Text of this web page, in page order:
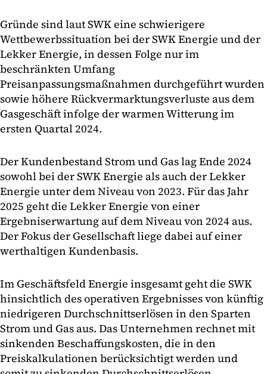
Gründe sind laut SWK eine schwierigere
Wettbewerbssituation bei der SWK Energie und der
Lekker Energie, in dessen Folge nur im
beschränkten Umfang
Preisanpassungsmaßnahmen durchgeführt wurden
sowie höhere Rückvermarktungsverluste aus dem
Gasgeschäft infolge der warmen Witterung im
ersten Quartal 2024.
Der Kundenbestand Strom und Gas lag Ende 2024
sowohl bei der SWK Energie als auch der Lekker
Energie unter dem Niveau von 2023. Für das Jahr
2025 geht die Lekker Energie von einer
Ergebniserwartung auf dem Niveau von 2024 aus.
Der Fokus der Gesellschaft liege dabei auf einer
werthaltigen Kundenbasis.
Im Geschäftsfeld Energie insgesamt geht die SWK
hinsichtlich des operativen Ergebnisses von künftig
niedrigeren Durchschnittserlösen in den Sparten
Strom und Gas aus. Das Unternehmen rechnet mit
sinkenden Beschaffungskosten, die in den
Preiskalkulationen berücksichtigt werden und